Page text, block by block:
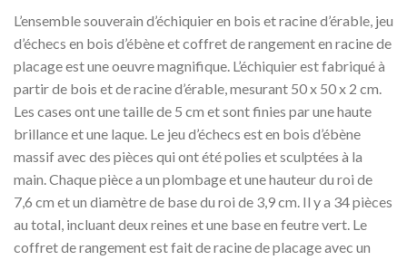
L’ensemble souverain d’échiquier en bois et racine d’érable, jeu
d’échecs en bois d’ébène et coffret de rangement en racine de
placage est une oeuvre magnifique. L’échiquier est fabriqué à
partir de bois et de racine d’érable, mesurant 50 x 50 x 2 cm.
Les cases ont une taille de 5 cm et sont finies par une haute
brillance et une laque. Le jeu d’échecs est en bois d’ébène
massif avec des pièces qui ont été polies et sculptées à la
main. Chaque pièce a un plombage et une hauteur du roi de
7,6 cm et un diamètre de base du roi de 3,9 cm. Il y a 34 pièces
au total, incluant deux reines et une base en feutre vert. Le
coffret de rangement est fait de racine de placage avec un